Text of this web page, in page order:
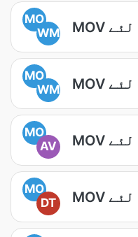
MO
WM
MO
WM
MO
AV
MO
DT